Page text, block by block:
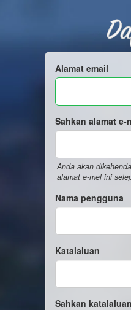
Alamat email
Sahkan alamat e-
Anda akan
alamat e-mel ini
Nama pengguna
Katalaluan
Sahkan katalaluan